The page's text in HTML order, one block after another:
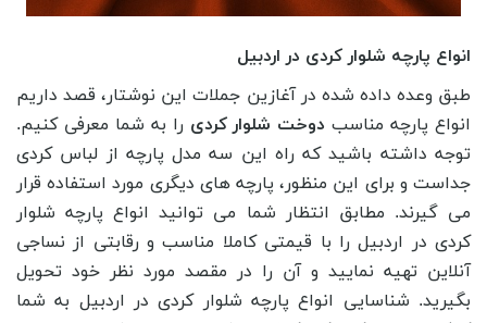
انواع پارچه شلوار کردی در اردبیل
طبق وعده داده شده در آغازین جملات این نوشتار، قصد داریم
انواع پارچه مناسب دوخت شلوار کردی را به شما معرفی کنیم.
توجه داشته باشید که راه این سه مدل پارچه از لباس کردی
جداست و برای این منظور، پارچه های دیگری مورد استفاده قرار
می گیرند. مطابق انتظار شما می توانید انواع پارچه شلوار
کردی در اردبیل را با قیمتی کاملا مناسب و رقابتی از نساجی
آنلاین تهیه نمایید و آن را در مقصد مورد نظر خود تحویل
بگیرید. شناسایی انواع پارچه شلوار کردی در اردبیل به شما